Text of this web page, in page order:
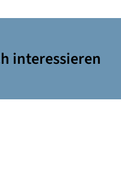
interessieren